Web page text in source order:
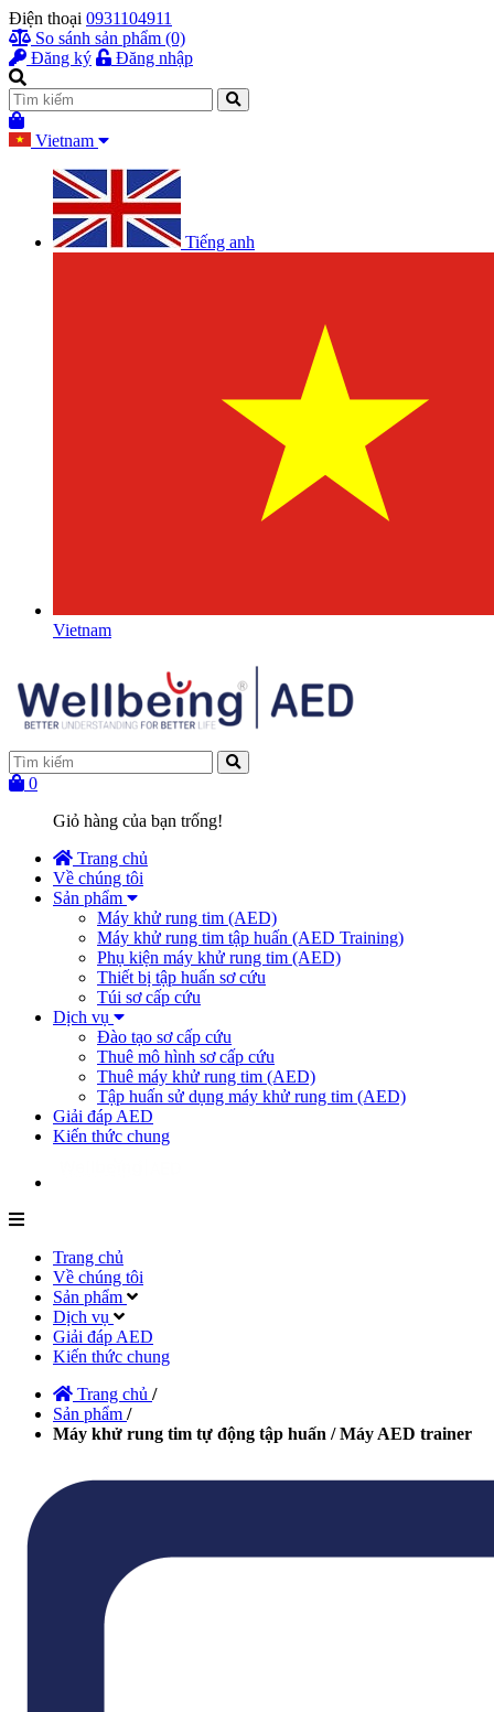
Điện thoại 0931104911
So sánh sản phẩm (0)
Đăng ký
Đăng nhập
Vietnam
Tiếng anh
Vietnam
0
Giỏ hàng của bạn trống!
Trang chủ
Về chúng tôi
Sản phẩm
Máy khử rung tim (AED)
Máy khử rung tim tập huấn (AED Training)
Phụ kiện máy khử rung tim (AED)
Thiết bị tập huấn sơ cứu
Túi sơ cấp cứu
Dịch vụ
Đào tạo sơ cấp cứu
Thuê mô hình sơ cấp cứu
Thuê máy khử rung tim (AED)
Tập huấn sử dụng máy khử rung tim (AED)
Giải đáp AED
Kiến thức chung
Trang chủ
Về chúng tôi
Sản phẩm
Dịch vụ
Giải đáp AED
Kiến thức chung
Trang chủ /
Sản phẩm /
Máy khử rung tim tự động tập huấn / Máy AED trainer